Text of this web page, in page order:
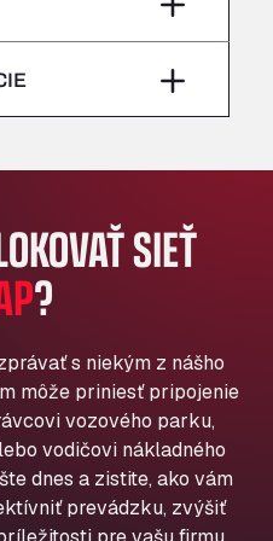
4, 17700
II
SIEŤ
?
s niekým z nášho
môže priniesť pripojenie
vozového parku,
vodičovi nákladného
dnes a zistite, ako vám
prevádzku, zvýšiť